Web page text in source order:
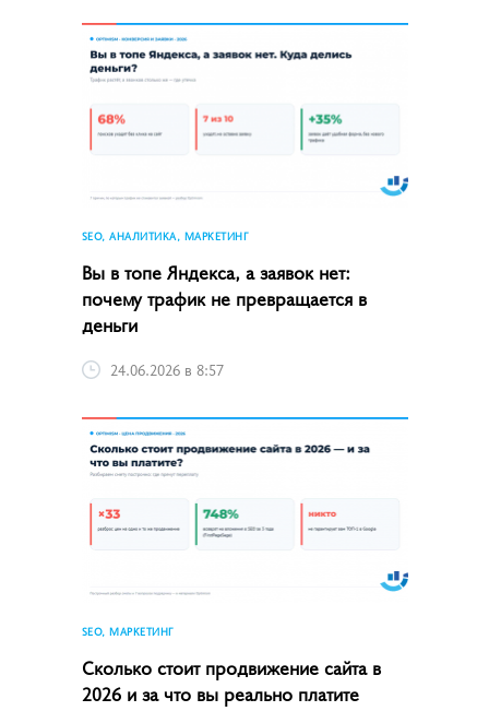
SEO, АНАЛИТИКА, МАРКЕТИНГ
Вы в топе Яндекса, а заявок нет:
почему трафик не превращается в
деньги
24.06.2026 в 8:57
SEO, МАРКЕТИНГ
Сколько стоит продвижение сайта в
2026 и за что вы реально платите